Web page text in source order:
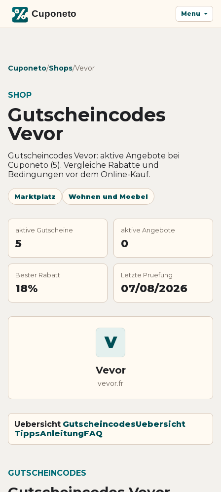
Menu
Cuponeto/Shops/Vevor
SHOP
Gutscheincodes
Vevor
Gutscheincodes Vevor: aktive Angebote bei
Cuponeto (5). Vergleiche Rabatte und
Bedingungen vor dem Online-Kauf.
Marktplatz Wohnen und Moebel
aktive Gutscheine
5
aktive Angebote
0
Bester Rabatt
18%
Letzte Pruefung
07/08/2026
V
Vevor
vevor.fr
Uebersicht GutscheincodesUebersicht
TippsAnleitungFAQ
GUTSCHEINCODES